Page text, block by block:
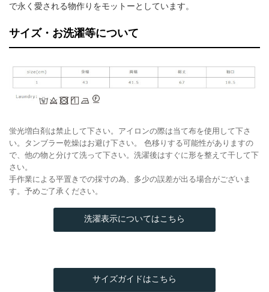
で永く愛される物作りをモットーとしています。
サイズ・お洗濯等について
蛍光増白剤は禁止して下さい。アイロンの際は当て布を使用して下さ
い。タンブラー乾燥はお避け下さい。 色移りする可能性がありますの
で、他の物と分けて洗って下さい。洗濯後はすぐに形を整えて干して下
さい。
手作業による平置きでの採寸の為、多少の誤差が出る場合がございま
す。予めご了承ください。
洗濯表示についてはこちら
サイズガイドはこちら